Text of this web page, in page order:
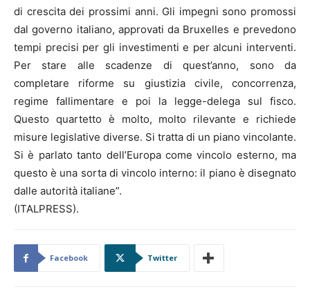
di crescita dei prossimi anni. Gli impegni sono promossi
dal governo italiano, approvati da Bruxelles e prevedono
tempi precisi per gli investimenti e per alcuni interventi.
Per stare alle scadenze di quest’anno, sono da
completare riforme su giustizia civile, concorrenza,
regime fallimentare e poi la legge-delega sul fisco.
Questo quartetto è molto, molto rilevante e richiede
misure legislative diverse. Si tratta di un piano vincolante.
Si è parlato tanto dell’Europa come vincolo esterno, ma
questo è una sorta di vincolo interno: il piano è disegnato
dalle autorità italiane”.
(ITALPRESS).
Facebook Twitter